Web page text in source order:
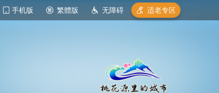
手机版 繁體版 无障碍 适老专区